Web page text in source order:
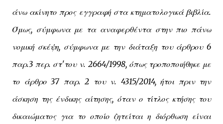
άνω ακίνητο προς εγγραφή στα κτηματολογικά βιβλία.
Όμως, σύμφωνα με τα αναφερθέντα στην πιο πάνω
νομική σκέψη, σύμφωνα με την διάταξη του άρθρου 6
παρ.3 περ. στ'του ν. 2664/1998, όπως τροποποιήθηκε με
το άρθρο 37 παρ. 2 του ν. 4315/2014, ήτοι πριν την
άσκηση της ένδικης αίτησης, όταν ο τίτλος κτήσης του
δικαιώματος για το οποίο ζητείται η διόρθωση είναι